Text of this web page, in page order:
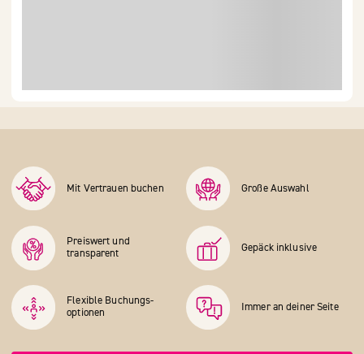
Mit Vertrauen buchen Große Auswahl
Preiswert und
transparent
Gepäck inklusive
Flexible Buchungs­
optionen
Immer an deiner Seite